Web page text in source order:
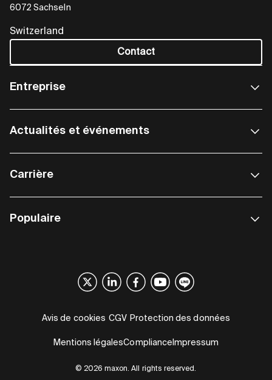
6072 Sachseln
Switzerland
Contact
Entreprise
Actualités et événements
Carrière
Populaire
© 2026 maxon. All rights reserved.
Avis de cookies CGV Protection des données
Mentions légalesCompliance Impressum